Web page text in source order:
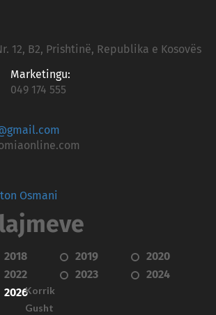
12, B2, Prishtinë, Republika e Kosovës
Marketingu:
049 174 555
Osmani
2018 2019
2020
2022 2023
2024
2026Korrik
Gusht